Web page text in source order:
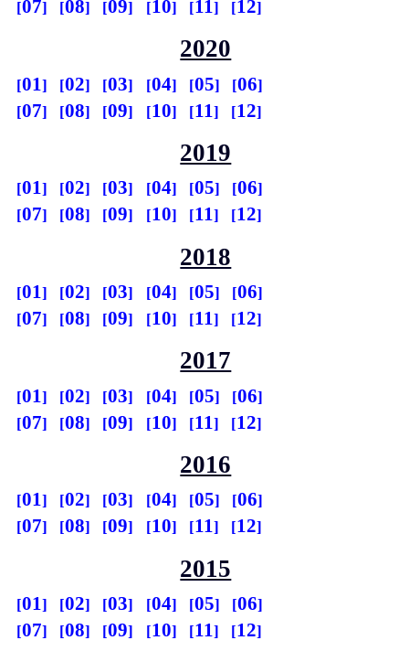
07 08 09 10 11 12
2020
01 02 03 04 05
06
07
08 09 10 11 12
2019
01 02 03 04 05
06
07
08 09 10 11 12
2018
01 02 03 04 05
06
07
08 09 10 11 12
2017
01 02 03 04 05
06
07
08 09 10 11 12
2016
01 02 03 04 05
06
07
08 09 10 11 12
2015
01 02 03 04 05
06
07
08 09 10 11 12